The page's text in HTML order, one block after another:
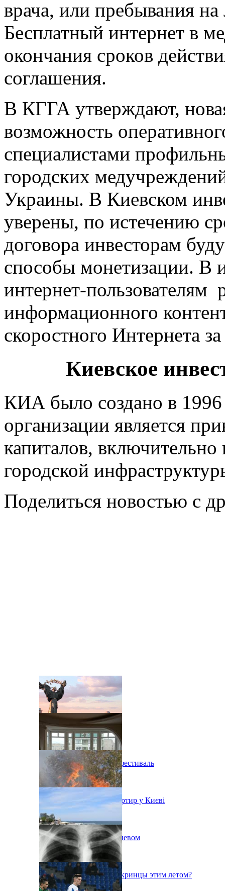
врача, или пребывания
Бесплатный интернет в
окончания сроков
соглашения.
В КГГА утверждают,
возможность
специалистами
городских
Украины. В Киевском
уверены, по истечению
договора инвесторам
способы монетизации. В
интернет-пользователям
информационного
скоростного Интернета
Киевское
КИА было создано в 1996
организации является
капиталов,
городской
Поделиться новостью с
В Киеве состоится эко-фестиваль
Ситуація з орендою квартир у Києві
Пожар на свалке под Киевом
Куда поедут отдыхать укринцы этим летом?